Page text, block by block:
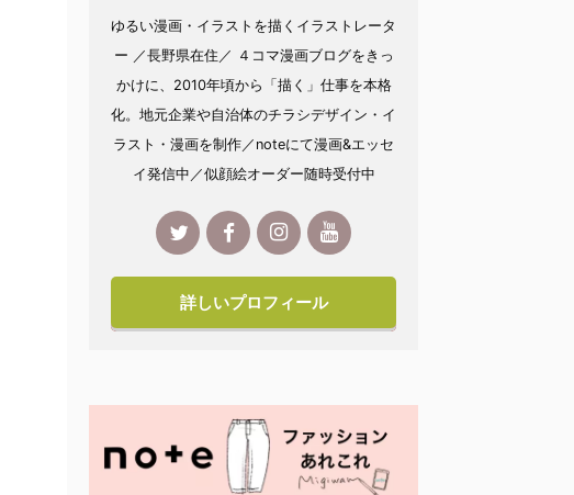
ゆるい漫画・イラストを描くイラストレータ
ー ／長野県在住／ ４コマ漫画ブログをきっ
かけに、2010年頃から「描く」仕事を本格
化。地元企業や自治体のチラシデザイン・イ
ラスト・漫画を制作／noteにて漫画&エッセ
イ発信中／似顔絵オーダー随時受付中
詳しいプロフィール